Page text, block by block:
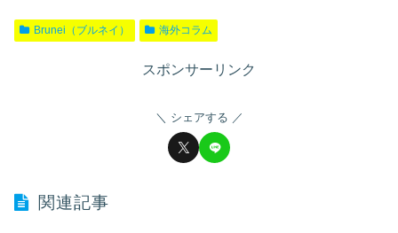
Brunei（ブルネイ） 海外コラム
スポンサーリンク
シェアする
関連記事